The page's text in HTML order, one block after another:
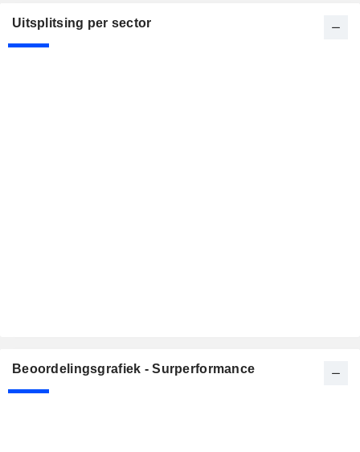
Uitsplitsing per sector
Beoordelingsgrafiek - Surperformance